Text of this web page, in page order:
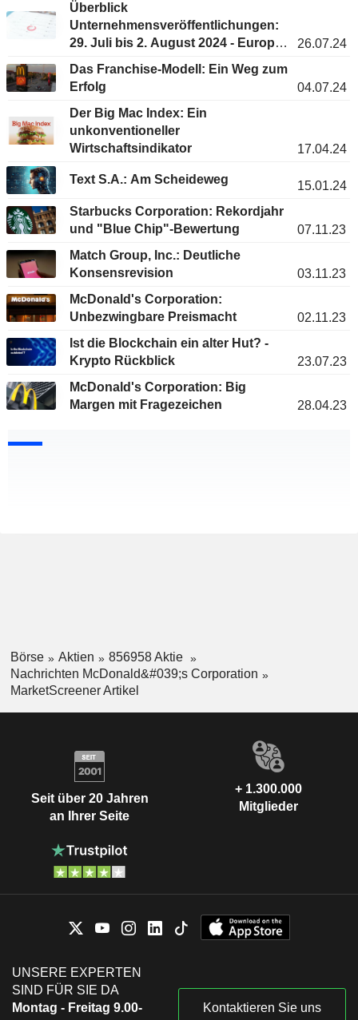
Überblick
Unternehmensveröffentlichungen:
29. Juli bis 2. August 2024 - Europa
26.07.24
Das Franchise-Modell: Ein Weg zum
Erfolg
04.07.24
Der Big Mac Index: Ein
unkonventioneller
Wirtschaftsindikator
17.04.24
Text S.A.: Am Scheideweg
15.01.24
Starbucks Corporation: Rekordjahr
und "Blue Chip"-Bewertung
07.11.23
Match Group, Inc.: Deutliche
Konsensrevision
03.11.23
McDonald's Corporation:
Unbezwingbare Preismacht
02.11.23
Ist die Blockchain ein alter Hut? -
Krypto Rückblick
23.07.23
McDonald's Corporation: Big
Margen mit Fragezeichen
28.04.23
Börse Aktien
856958 Aktie
Nachrichten McDonald&#039;s Corporation
MarketScreener Artikel
Seit über 20 Jahren
an Ihrer Seite
+ 1.300.000
Mitglieder
UNSERE EXPERTEN
SIND FÜR SIE DA
Montag - Freitag 9.00-
Kontaktieren Sie uns